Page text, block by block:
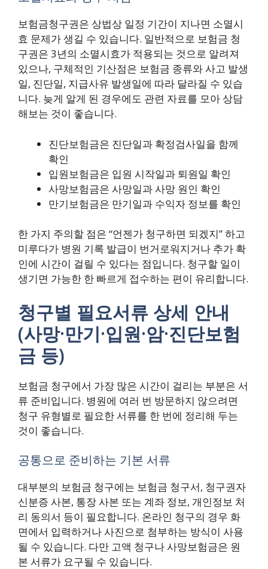
보험금청구권은 상법상 일정 기간이 지나면 소멸시
효 문제가 생길 수 있습니다. 일반적으로 보험금 청
구권은 3년의 소멸시효가 적용되는 것으로 알려져
있으나, 구체적인 기산점은 보험금 종류와 사고 발생
일, 진단일, 지급사유 발생일에 따라 달라질 수 있습
니다. 늦게 알게 된 경우에도 관련 자료를 모아 상담
해보는 것이 좋습니다.
진단보험금은 진단일과 확정검사일을 함께
확인
입원보험금은 입원 시작일과 퇴원일 확인
사망보험금은 사망일과 사망 원인 확인
만기보험금은 만기일과 수익자 정보를 확인
한 가지 주의할 점은 “언젠가 청구하면 되겠지” 하고
미루다가 병원 기록 발급이 번거로워지거나 추가 확
인에 시간이 걸릴 수 있다는 점입니다. 청구할 일이
생기면 가능한 한 빠르게 접수하는 편이 유리합니다.
청구별 필요서류 상세 안내
(사망·만기·입원·암·진단보험
금 등)
보험금 청구에서 가장 많은 시간이 걸리는 부분은 서
류 준비입니다. 병원에 여러 번 방문하지 않으려면
청구 유형별로 필요한 서류를 한 번에 정리해 두는
것이 좋습니다.
공통으로 준비하는 기본 서류
대부분의 보험금 청구에는 보험금 청구서, 청구권자
신분증 사본, 통장 사본 또는 계좌 정보, 개인정보 처
리 동의서 등이 필요합니다. 온라인 청구의 경우 화
면에서 입력하거나 사진으로 첨부하는 방식이 사용
될 수 있습니다. 다만 고액 청구나 사망보험금은 원
본 서류가 요구될 수 있습니다.